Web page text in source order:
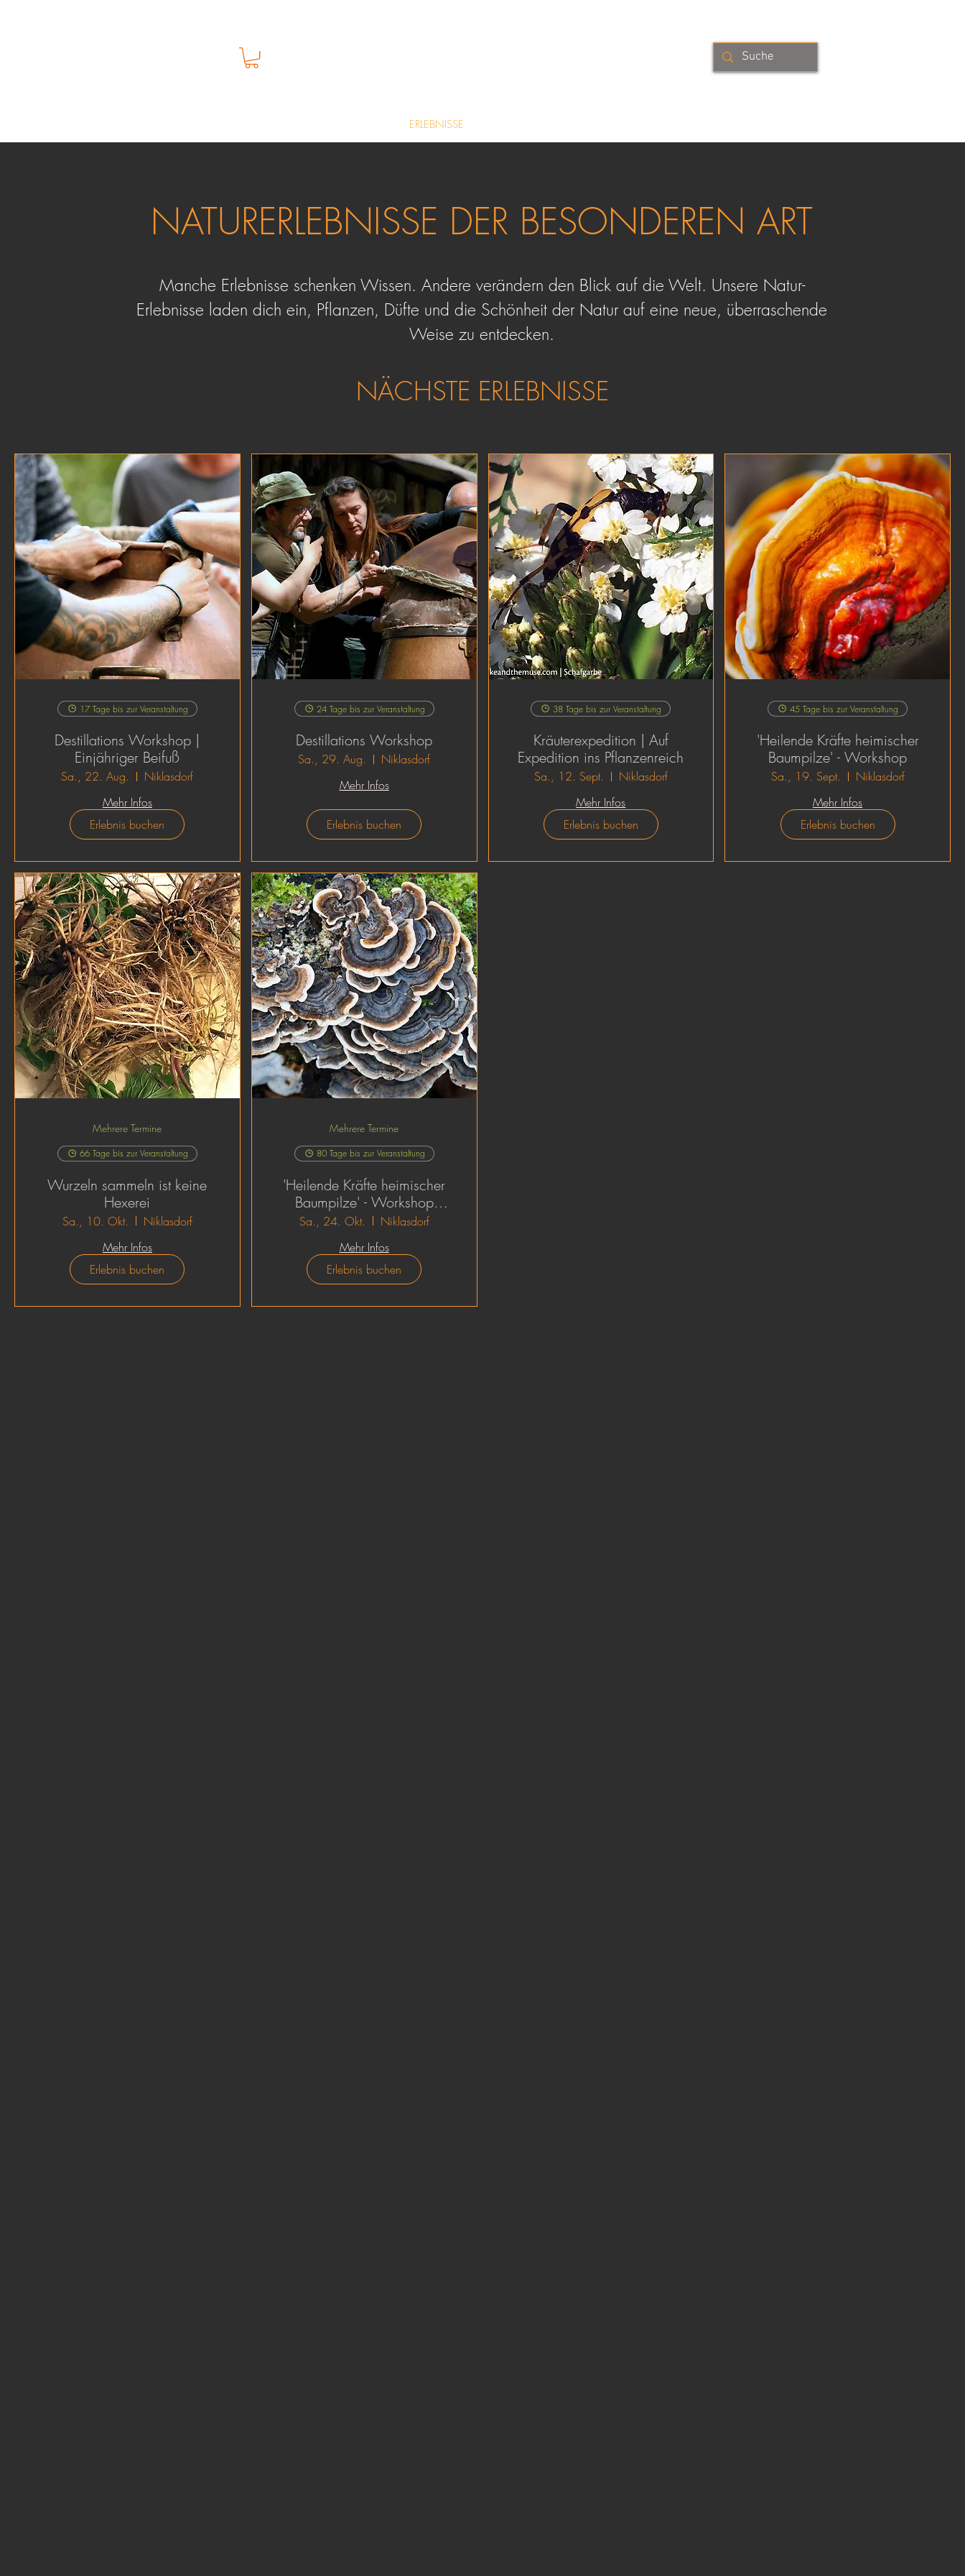
ERLEBNISSE
NATURERLEBNISSE DER BESONDEREN ART
Manche Erlebnisse schenken Wissen. Andere verändern den Blick auf die Welt. Unsere Natur-
Erlebnisse laden dich ein, Pflanzen, Düfte und die Schönheit der Natur auf eine neue, überraschende
Weise zu entdecken.
NÄCHSTE ERLEBNISSE
17 Tage bis zur Veranstaltung
Destillations Workshop |
Einjähriger Beifuß
Sa., 22. Aug.
Niklasdorf
Mehr Infos
Erlebnis buchen
24 Tage bis zur Veranstaltung
Destillations Workshop
Sa., 29. Aug.
Niklasdorf
Mehr Infos
Erlebnis buchen
38 Tage bis zur Veranstaltung
Kräuterexpedition | Auf
Expedition ins Pflanzenreich
Sa., 12. Sept.
Niklasdorf
Mehr Infos
Erlebnis buchen
45 Tage bis zur Veranstaltung
'Heilende Kräfte heimischer
Baumpilze' - Workshop
Sa., 19. Sept.
Niklasdorf
Mehr Infos
Erlebnis buchen
Mehrere Termine
66 Tage bis zur Veranstaltung
Wurzeln sammeln ist keine
Hexerei
Sa., 10. Okt.
Niklasdorf
Mehr Infos
Erlebnis buchen
Mehrere Termine
80 Tage bis zur Veranstaltung
'Heilende Kräfte heimischer
Baumpilze' - Workshop
Oktober
Sa., 24. Okt.
Niklasdorf
Mehr Infos
Erlebnis buchen